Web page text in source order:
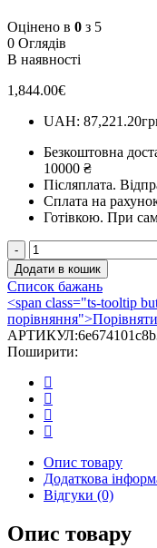
Оцінено в 0 з 5
0 Оглядів
В наявності
1,844.00€
UAH:
Безкоштовна
10000 ₴
Післяплата.
Сплата на
Готівкою. При
Сталева
піч
Hitze
ELLISSE
SB
кількість
Додати в кошик
Список бажань
<span class="ts-tooltip
АРТИКУЛ:
Поширити:
Опис товару
Додаткова
Відгуки (0)
Опис товару